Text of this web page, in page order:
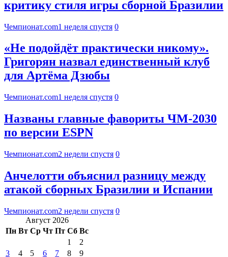
критику стиля игры сборной Бразилии
Чемпионат.com1 неделя спустя 0
«Не подойдёт практически никому».
Григорян назвал единственный клуб
для Артёма Дзюбы
Чемпионат.com1 неделя спустя 0
Названы главные фавориты ЧМ-2030
по версии ESPN
Чемпионат.com2 недели спустя 0
Анчелотти объяснил разницу между
атакой сборных Бразилии и Испании
Чемпионат.com2 недели спустя 0
Август 2026
Пн Вт Ср Чт Пт Сб Вс
1
2
3
4 5 6 7 8
9